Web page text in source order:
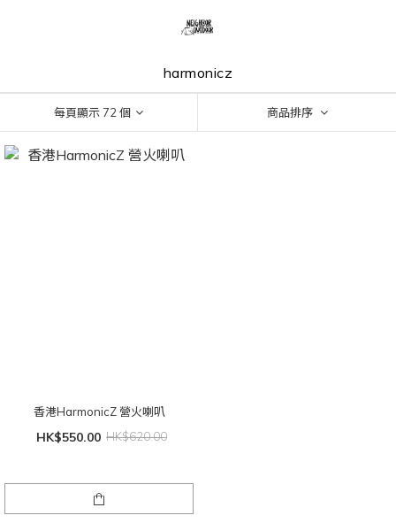
harmonicz
每頁顯示 72 個 商品排序
香港HarmonicZ 營火喇叭
HK$550.00 HK$620.00